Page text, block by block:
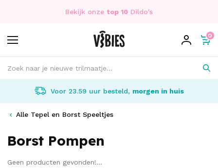
Bekijk onze top 10 Dildo's
0
Voor 23.59 uur besteld, morgen in huis
Alle Tepel en Borst Speeltjes
Borst Pompen
Geen producten gevonden!...